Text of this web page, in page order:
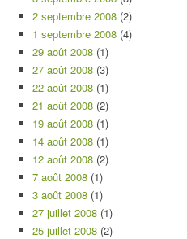
2 septembre 2008 (2)
1 septembre 2008 (4)
29 août 2008 (1)
27 août 2008 (3)
22 août 2008 (1)
21 août 2008 (2)
19 août 2008 (1)
14 août 2008 (1)
12 août 2008 (2)
7 août 2008 (1)
3 août 2008 (1)
27 juillet 2008 (1)
25 juillet 2008 (2)